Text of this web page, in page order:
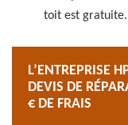
toit est gratuite.
L’ENTREPRISE
DEVIS DE
€ DE FRAIS